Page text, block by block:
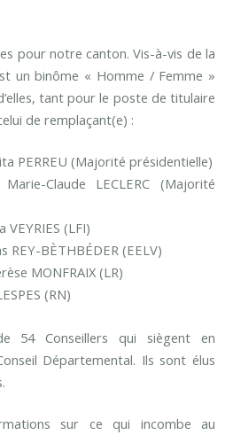
pour notre canton. Vis-à-vis de la
un binôme « Homme / Femme »
tant pour le poste de titulaire
de remplaçant(e) :
PERREU (Majorité présidentielle)
Claude LECLERC (Majorité
VEYRIES (LFI)
REY-BÈTHBÉDER (EELV)
MONFRAIX (LR)
(RN)
54 Conseillers qui siègent en
Départemental. Ils sont élus
sur ce qui incombe au